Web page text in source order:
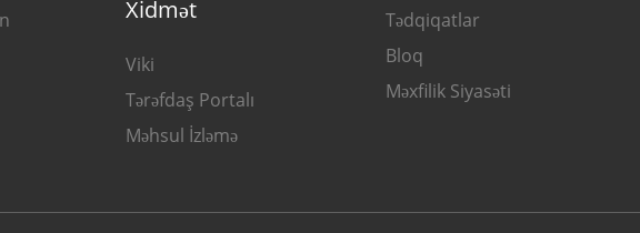
Xidmət
Viki
Tərəfdaş Portalı
Məhsul İzləmə
Tədqiqatlar
Bloq
Məxfilik Siyasəti